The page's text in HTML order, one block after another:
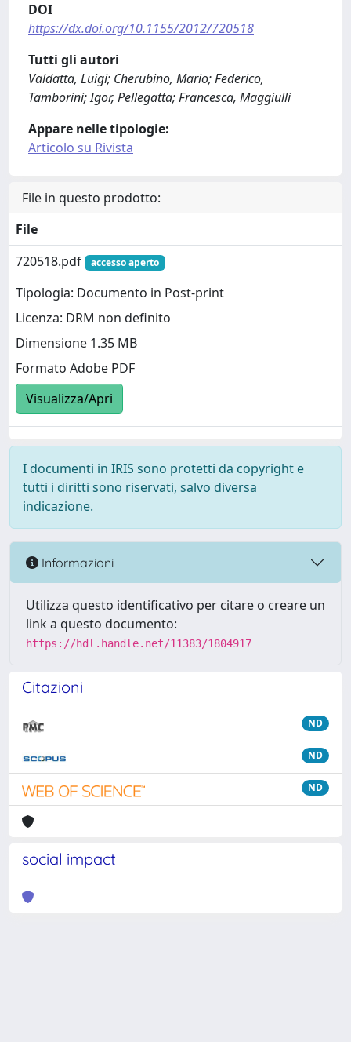
DOI
https://dx.doi.org/10.1155/2012/720518
Tutti gli autori
Valdatta, Luigi; Cherubino, Mario; Federico,
Tamborini; Igor, Pellegatta; Francesca, Maggiulli
Appare nelle tipologie:
Articolo su Rivista
File in questo prodotto:
File
720518.pdf
accesso aperto
Tipologia: Documento in Post-print
Licenza: DRM non definito
Dimensione 1.35 MB
Formato Adobe PDF
Visualizza/Apri
I documenti in IRIS sono protetti da copyright e
tutti i diritti sono riservati, salvo diversa
indicazione.
Informazioni
Utilizza questo identificativo per citare o creare un
link a questo documento:
https://hdl.handle.net/11383/1804917
Citazioni
ND
ND
ND
social impact